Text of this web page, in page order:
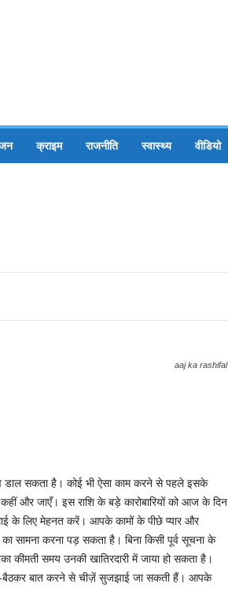
क्राइम राजनीति स्वास्थ्य वीडियो
aaj ka rashifal
सकता है। कोई भी ऐसा काम करने से पहले इसके
और जाएँ। इस राशि के बड़े कारोबारियों को आज के दिन
के लिए मेहनत करें। आपके कामों के पीछे प्यार और
सामना करना पड़ सकता है। बिना किसी पूर्व सूचना के
समय उनकी खातिरदारी में जाया हो सकता है।
बैठकर बात करने से चीज़ें सुजझाई जा सकती हैं। आपके